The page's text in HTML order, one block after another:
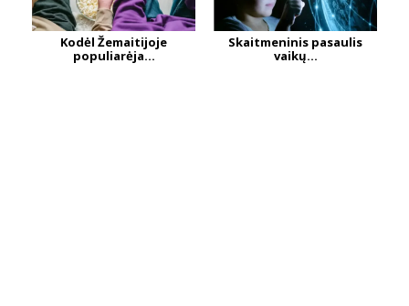
Kodėl Žemaitijoje
populiarėja...
Skaitmeninis pasaulis
vaikų...